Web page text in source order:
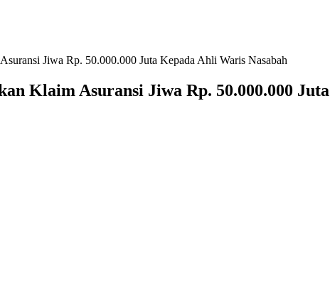
Jiwa Rp. 50.000.000 Juta Kepada Ahli Waris Nasabah
Klaim Asuransi Jiwa Rp. 50.000.000